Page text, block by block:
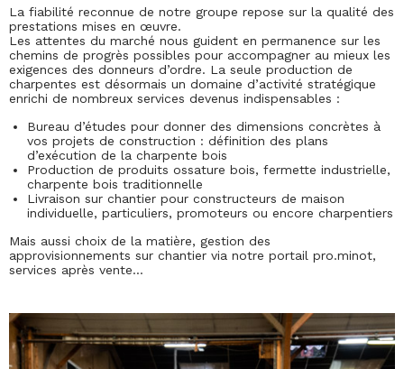
La fiabilité reconnue de notre groupe repose sur la qualité des
prestations mises en œuvre.
Les attentes du marché nous guident en permanence sur les
chemins de progrès possibles pour accompagner au mieux les
exigences des donneurs d’ordre. La seule production de
charpentes est désormais un domaine d’activité stratégique
enrichi de nombreux services devenus indispensables :
Bureau d’études pour donner des dimensions concrètes à
vos projets de construction : définition des plans
d’exécution de la charpente bois
Production de produits ossature bois, fermette industrielle,
charpente bois traditionnelle
Livraison sur chantier pour constructeurs de maison
individuelle, particuliers, promoteurs ou encore charpentiers
Mais aussi choix de la matière, gestion des
approvisionnements sur chantier via notre portail pro.minot,
services après vente…